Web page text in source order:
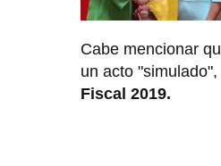
Cabe mencionar
un acto
Fiscal 2019.